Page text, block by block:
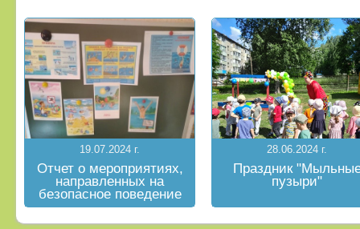
19.07.2024 г.
Отчет о мероприятиях,
направленных на
безопасное поведение
на водных объектах в
летний период
28.06.2024 г.
Праздник
пузыри"